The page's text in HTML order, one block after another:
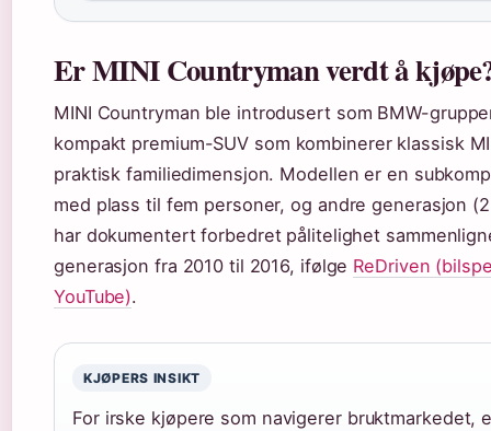
Er MINI Countryman verdt å
MINI Countryman ble introdusert som BMW-
kompakt premium-SUV som kombinerer klassisk
praktisk familiedimensjon. Modellen er en
med plass til fem personer, og andre generasjon
har dokumentert forbedret pålitelighet
generasjon fra 2010 til 2016, ifølge ReDriven
YouTube).
KJØPERS INSIKT
For irske kjøpere som navigerer bruktmarkedet,